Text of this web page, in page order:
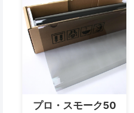
プロ・スモーク50